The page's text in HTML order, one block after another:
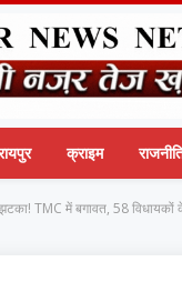
क्राइम
TMC में बगावत, 58 विधायकों